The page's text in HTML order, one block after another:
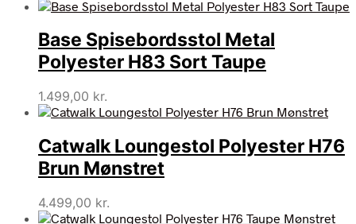
Base Spisebordsstol Metal
Polyester H83 Sort Taupe
1.499,00 kr.
Catwalk Loungestol Polyester H76
Brun Mønstret
4.499,00 kr.